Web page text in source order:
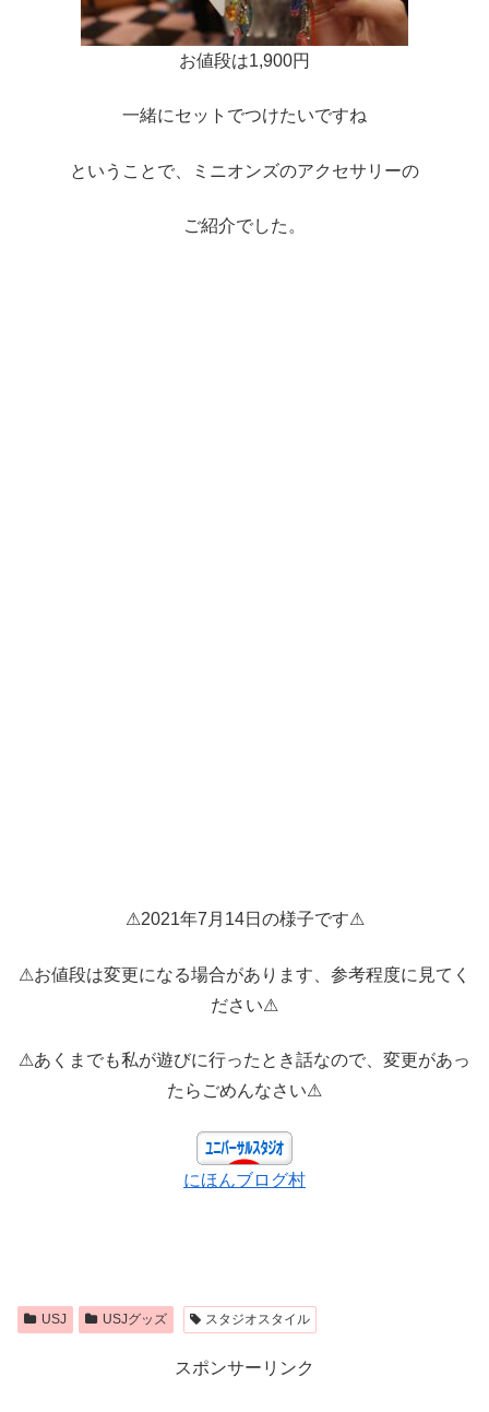
お値段は1,900円
一緒にセットでつけたいですね
ということで、ミニオンズのアクセサリーの
ご紹介でした。
⚠2021年7月14日の様子です⚠
⚠お値段は変更になる場合があります、参考程度に見てく
ださい⚠
⚠あくまでも私が遊びに行ったとき話なので、変更があっ
たらごめんなさい⚠
にほんブログ村
USJ USJグッズ スタジオスタイル
スポンサーリンク